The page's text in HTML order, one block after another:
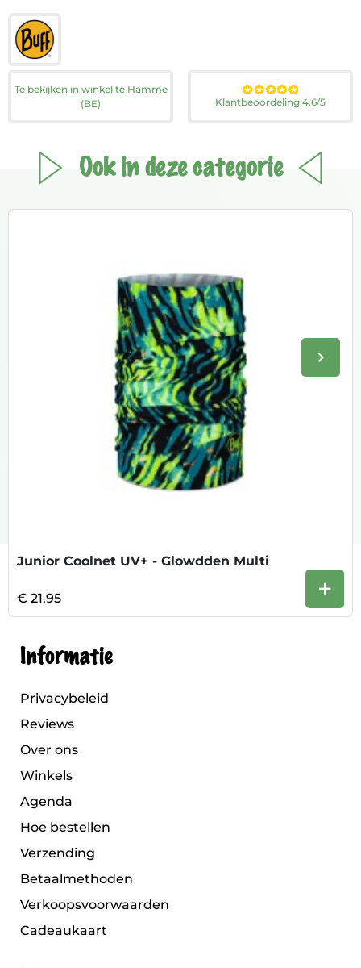
Te bekijken in winkel te Hamme
(BE)
Klantbeoordeling 4.6/5
Ook in deze categorie
keyboard_arrow_right
Junior Coolnet UV+ - Glowdden Multi
€ 21,95 +
Informatie
Privacybeleid
Reviews
Over ons
Winkels
Agenda
Hoe bestellen
Verzending
Betaalmethoden
Verkoopsvoorwaarden
Cadeaukaart